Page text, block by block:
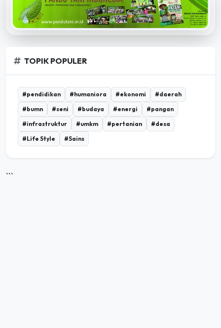
TOPIK POPULER
#pendidikan #humaniora #ekonomi
#daerah
#bumn
#seni #budaya #energi
#pangan
#infrastruktur
#umkm #pertanian
#desa
#Life Style
#Sains
```